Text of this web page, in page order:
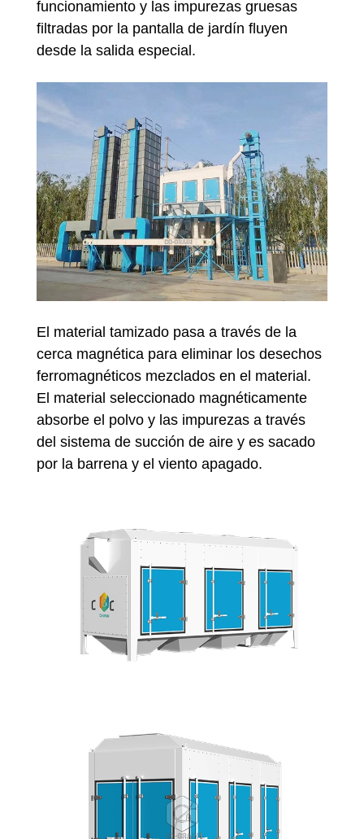
funcionamiento y las impurezas gruesas
filtradas por la pantalla de jardín fluyen
desde la salida especial.
El material tamizado pasa a través de la
cerca magnética para eliminar los desechos
ferromagnéticos mezclados en el material.
El material seleccionado magnéticamente
absorbe el polvo y las impurezas a través
del sistema de succión de aire y es sacado
por la barrena y el viento apagado.